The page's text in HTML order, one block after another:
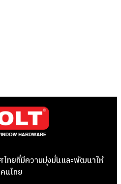
ทยที่มีความมุ่งมั่นและพัฒนาให้
นไทย